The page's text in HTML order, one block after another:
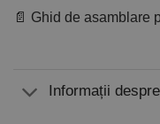
📄 Ghid de asamblare
Informații